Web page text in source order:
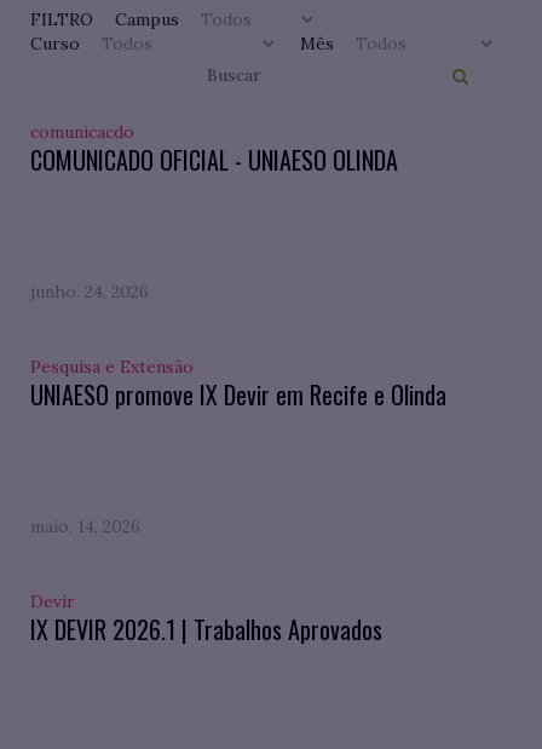
FILTRO
Campus
Curso
Mês
comunicacdo
COMUNICADO OFICIAL - UNIAESO OLINDA
junho. 24, 2026
Pesquisa e Extensão
UNIAESO promove IX Devir em Recife e Olinda
maio. 14, 2026
Devir
IX DEVIR 2026.1 | Trabalhos Aprovados